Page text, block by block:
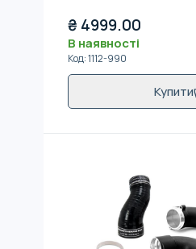
₴ 4999.00
В наявності
Код:1112-990
Купити